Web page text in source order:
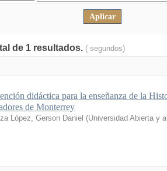
de 1 resultados. ( segundos)
didáctica para la enseñanza de la
de Monterrey
López, Gerson Daniel (Universidad Abierta y